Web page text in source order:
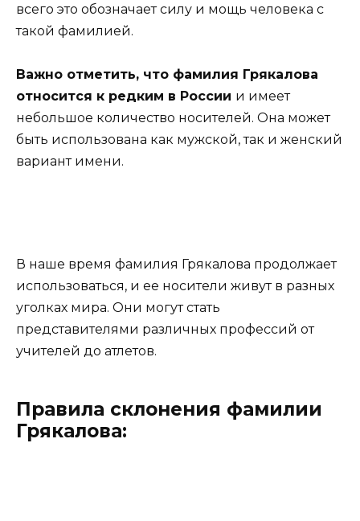
всего это обозначает силу и мощь человека с
такой фамилией.
Важно отметить, что фамилия Грякалова
относится к редким в России и имеет
небольшое количество носителей. Она может
быть использована как мужской, так и женский
вариант имени.
В наше время фамилия Грякалова продолжает
использоваться, и ее носители живут в разных
уголках мира. Они могут стать
представителями различных профессий от
учителей до атлетов.
Правила склонения фамилии
Грякалова: